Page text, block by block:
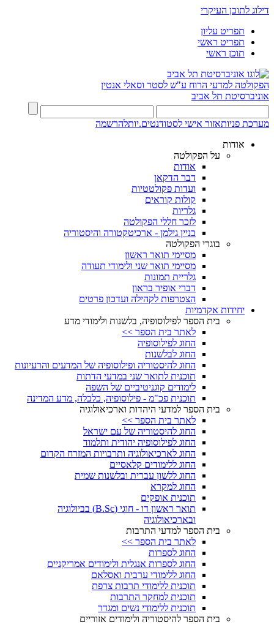
דילוג לתוכן העיקרי
תפריט עליון
תפריט ראשי
תוכן ראשי
הפקולטה למדעי הרוח ע"ש לסטר וסאלי אנטין
אוניברסיטת תל אביב
מערכת פניותאזור אישי לסטודנטים.יותלהרשמה
אודות
על הפקולטה
אודות
דבר הדקאן
ועדות פקולטטיות
קולות קוראים
גלריות
לזכר חללי הפקולטה
בניין גילמן - ארכיטקטורה והיסטוריה
בוגרי הפקולטה
מסיימי תואר ראשון
מסיימי תואר שני ולימודי תעודה
גלריית תמונות
דברי אופיר בראון
הצטרפות לקהילה ועדכון פרטים
יחידות אקדמיות
בית הספר לפילוסופיה, בלשנות ולימודי מדע
לאתר בית הספר >>
החוג לפילוסופיה
החוג לבלשנות
החוג להיסטוריה ופילוסופיה של המדעים והרעיונות
תוכנית לתואר שני במדעי הדתות
לימודים קוגניטיביים של השפה
תוכנית פכ"מ - פילוסופיה, כלכלה, מדע המדינה
בית הספר למדעי היהדות וארכיאולוגיה
לאתר בית הספר >>
החוג להיסטוריה של עם ישראל
החוג לפילוסופיה יהודית ותלמוד
החוג לארכיאולוגיה ותרבויות המזרח הקדום
החוג ללימודים קלאסיים
החוג ללשון עברית ובלשנות שמית
החוג למקרא
תוכנית אופקים
תואר ראשון דו - חוגי (B.Sc) בביולוגיה
ובארכיאולוגיה
בית הספר למדעי התרבות
לאתר בית הספר >>
החוג לספרות
החוג לספרות אנגלית ולימודים אמריקניים
החוג ללימודי ערבית ואסלאם
תוכנית ללימודי תרבות צרפת
תוכנית למחקר התרבות
תוכנית ללימודי נשים ומגדר
בית הספר להיסטוריה ולימודים אזוריים